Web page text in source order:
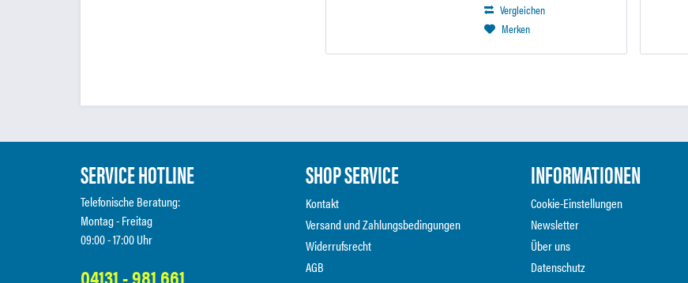
Vergleichen
Merken
SERVICE HOTLINE
Telefonische Beratung:
Montag - Freitag
09:00 - 17:00 Uhr
SHOP SERVICE
Kontakt
Versand und Zahlungsbedingungen
Widerrufsrecht
AGB
INFORMATIONEN
Cookie-Einstellungen
Newsletter
Über uns
Datenschutz